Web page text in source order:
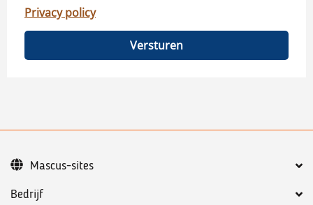
Privacy policy
Versturen
Bedrijf
Mascus-sites